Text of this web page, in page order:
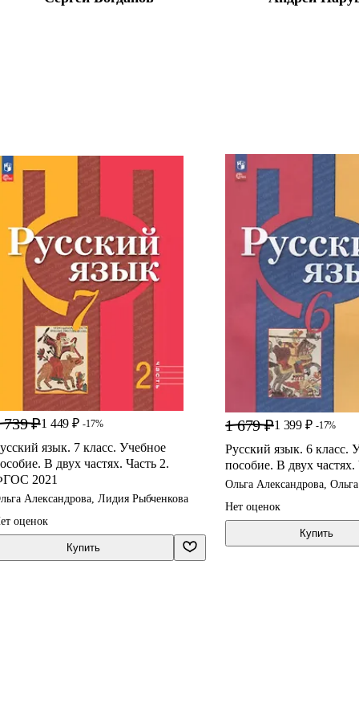
739 ₽1 449 ₽ -17%
язык. 7 класс. Учебное
В двух частях. Часть 2.
2021
Александрова, Лидия Рыбченкова
оценок
Купить
1 679 ₽1 399 ₽ -17%
Русский язык. 6 класс.
пособие. В двух частях.
Ольга Александрова,
Нет оценок
Купить